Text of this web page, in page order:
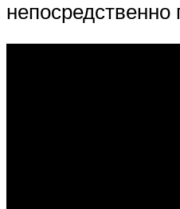
непосредственно